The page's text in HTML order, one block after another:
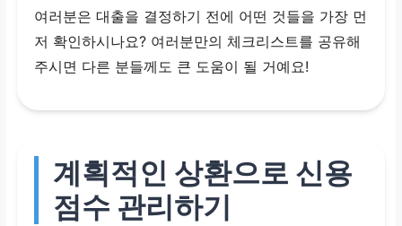
대부업체 등 (정식 등록
여부 필수 확인)
신용 심사 조건이 매우 완
법정 최고 금리(20%)를
초과하는 불법 사금융 위
여러분은 대출을 결정하기 전에 어떤 것들을 가장 먼
저 확인하시나요? 여러분만의 체크리스트를 공유해
주시면 다른 분들께도 큰 도움이 될 거예요!
계획적인 상환으로 신용
점수 관리하기